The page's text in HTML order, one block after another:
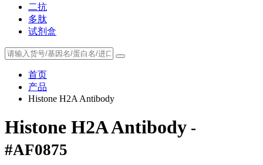
二抗
多肽
试剂盒
首页
产品
Histone H2A Antibody
Histone H2A Antibody -
#AF0875